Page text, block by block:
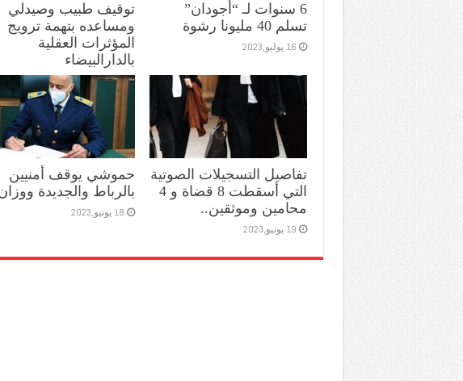
6 سنوات لـ “أجودان”
تسلم 40 مليونا رشوة
16 يوليو,2023
توقيف طبيب وصيدلي
ومساعده بتهمة ترويج
المؤثرات العقلية
بالدارالبيضاء
11 يوليو,2023
تفاصيل التسجيلات الصوتية
التي أسقطت 8 قضاة و 4
محامين وموثقين..
19 يونيو,2023
حموشي يوقف أمنيين
بالرباط والجديدة
18 يونيو,2023